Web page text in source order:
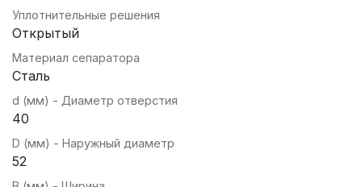
Уплотнительные решения
Открытый
Материал сепаратора
Сталь
d (мм) - Диаметр отверстия
40
D (мм) - Наружный диаметр
52